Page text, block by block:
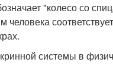
"колесо со
системы в